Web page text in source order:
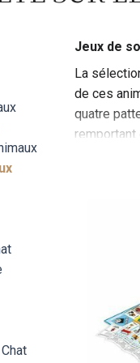
Jeux de
La
de ces
quatre